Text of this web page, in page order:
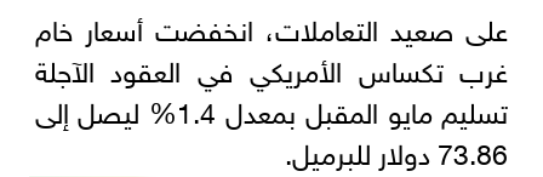
على صعيد التعاملات، انخفضت أسعار خام
غرب تكساس الأمريكي في العقود الآجلة
تسليم مايو المقبل بمعدل 1.4% ليصل إلى
73.86 دولار للبرميل.